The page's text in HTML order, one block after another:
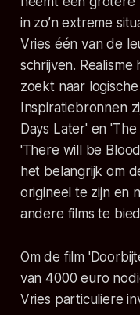
in zo’n extreme
Vries één van de
schrijven.
zoekt naar
Inspiratiebronnen
Days Later' en
'There will be
het belangrijk om
origineel te zijn en
andere films te
Om de film
van 4000 euro
Vries particuliere